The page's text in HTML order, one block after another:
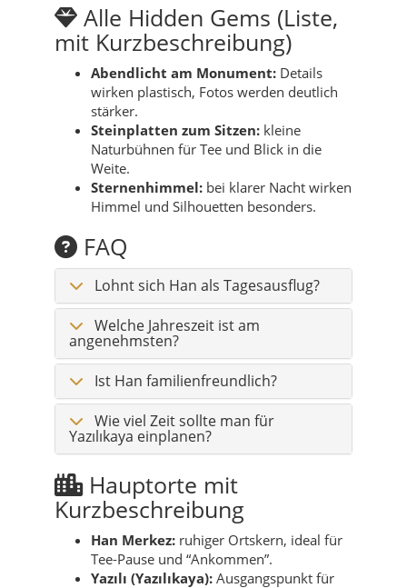
Alle Hidden Gems (Liste,
mit Kurzbeschreibung)
Abendlicht am Monument: Details
wirken plastisch, Fotos werden deutlich
stärker.
Steinplatten zum Sitzen: kleine
Naturbühnen für Tee und Blick in die
Weite.
Sternenhimmel: bei klarer Nacht wirken
Himmel und Silhouetten besonders.
FAQ
Lohnt sich Han als Tagesausflug?
Welche Jahreszeit ist am
angenehmsten?
Ist Han familienfreundlich?
Wie viel Zeit sollte man für
Yazılıkaya einplanen?
Hauptorte mit
Kurzbeschreibung
Han Merkez: ruhiger Ortskern, ideal für
Tee-Pause und “Ankommen”.
Yazılı (Yazılıkaya): Ausgangspunkt für